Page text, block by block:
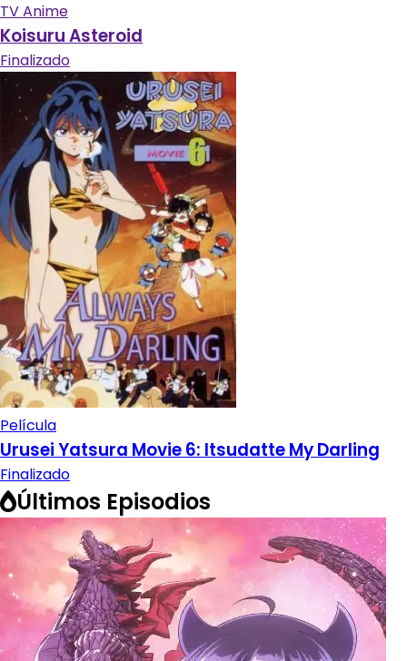
TV Anime
Koisuru Asteroid
Finalizado
Película
Urusei Yatsura Movie 6: Itsudatte My Darling
Finalizado
Últimos Episodios